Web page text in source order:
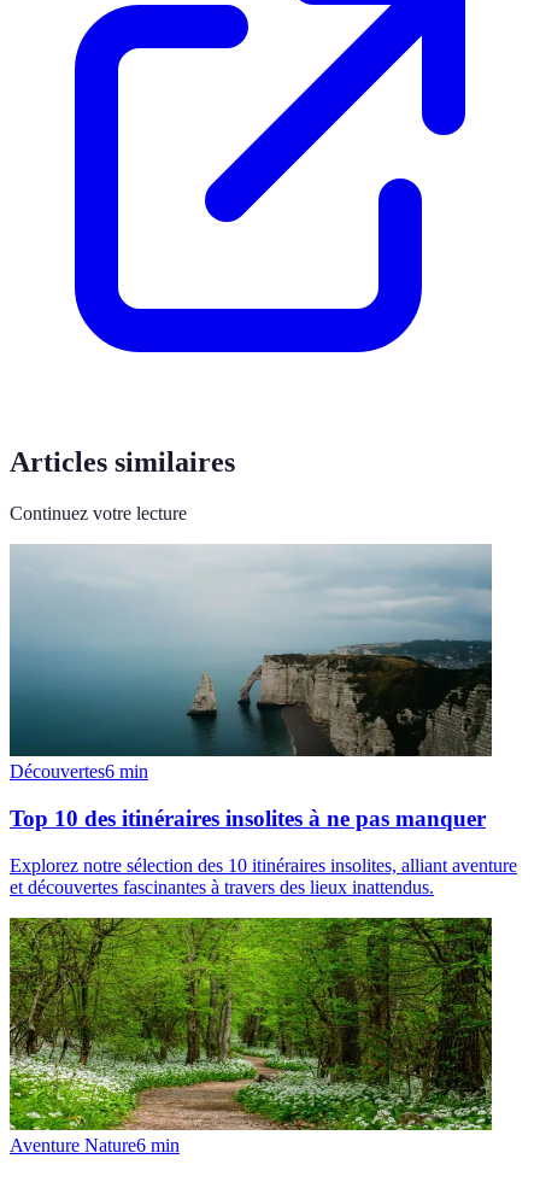
Articles similaires
Continuez votre lecture
Découvertes6 min
Top 10 des itinéraires insolites à ne pas manquer
Explorez notre sélection des 10 itinéraires insolites, alliant aventure
et découvertes fascinantes à travers des lieux inattendus.
Aventure Nature6 min